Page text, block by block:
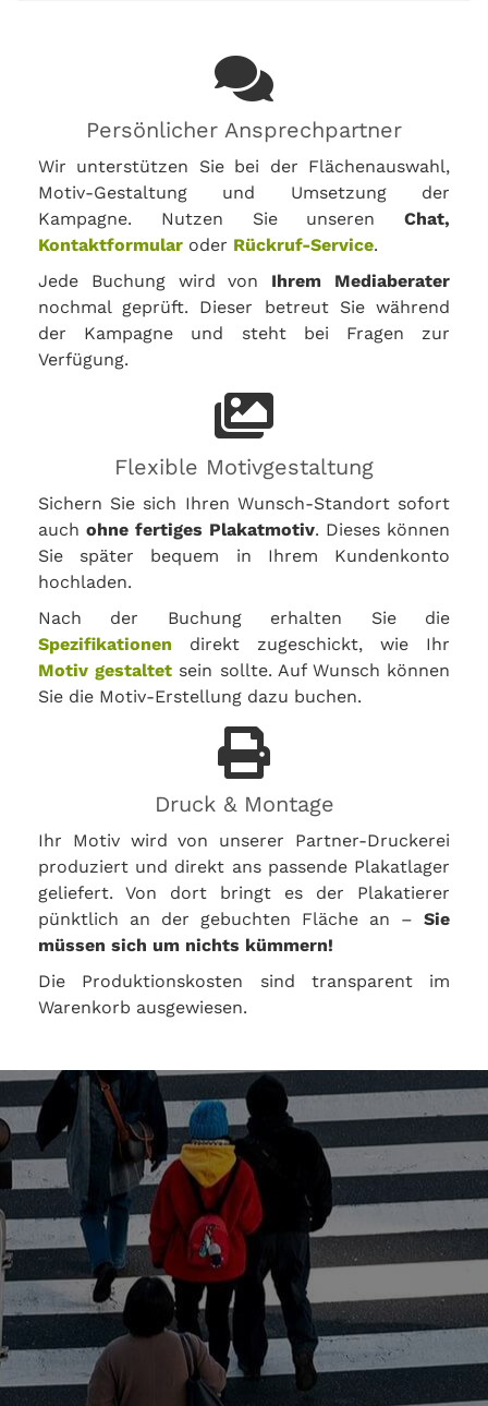
Persönlicher Ansprechpartner
Wir unterstützen Sie bei der Flächenauswahl,
Motiv-Gestaltung und Umsetzung der
Kampagne. Nutzen Sie unseren Chat,
Kontaktformular oder Rückruf-Service.
Jede Buchung wird von Ihrem Mediaberater
nochmal geprüft. Dieser betreut Sie während
der Kampagne und steht bei Fragen zur
Verfügung.
Flexible Motivgestaltung
Sichern Sie sich Ihren Wunsch-Standort sofort
auch ohne fertiges Plakatmotiv. Dieses können
Sie später bequem in Ihrem Kundenkonto
hochladen.
Nach der Buchung erhalten Sie die
Spezifikationen direkt zugeschickt, wie Ihr
Motiv gestaltet sein sollte. Auf Wunsch können
Sie die Motiv-Erstellung dazu buchen.
Druck & Montage
Ihr Motiv wird von unserer Partner-Druckerei
produziert und direkt ans passende Plakatlager
geliefert. Von dort bringt es der Plakatierer
pünktlich an der gebuchten Fläche an – Sie
müssen sich um nichts kümmern!
Die Produktionskosten sind transparent im
Warenkorb ausgewiesen.